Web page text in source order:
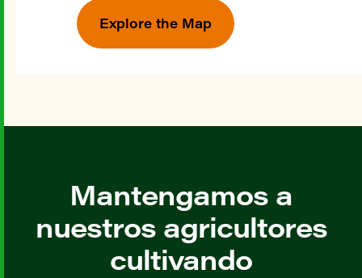
Explore the Map
Mantengamos a
nuestros agricultores
cultivando